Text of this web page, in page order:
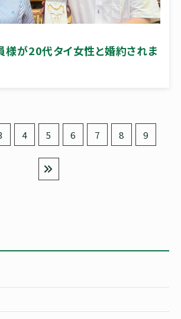
が20代タイ女性と婚約されま
4 5 6 7 8 9